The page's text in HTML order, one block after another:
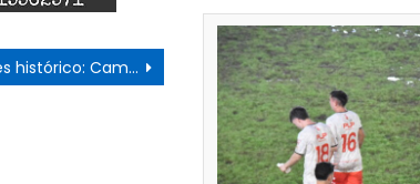
Viernes histórico: Camba juega hoy oficialmente de noche en Ensenada